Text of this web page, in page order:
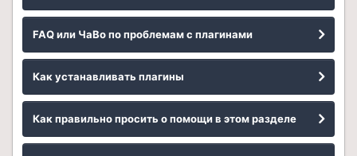
FAQ или ЧаВо по проблемам с плагинами
Как устанавливать плагины
Как правильно просить о помощи в этом разделе